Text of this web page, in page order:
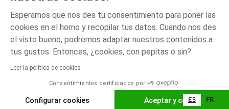
Esperamos que nos des tu consentimiento para poner las
cookies en el horno y recopilar tus datos. Cuando nos des
el visto bueno, podremos adaptar nuestros contenidos a
tus gustos. Entonces, ¿cookies, con pepitas o sin?
Leer la política de cookies
Consentimientos certificados por
Configurar cookies Aceptar y cerrar
Multicolor
talla
unica
El pago medidante
AÑADIR A LA CESTA
Gestión de las cookies
Accesibilidad: no conforme
Orchestra adhiere al código de ética de la Federación Francesa de comercio
electrónico y venta a distancia (FEVAD) y al sistema de mediación de
ES FR